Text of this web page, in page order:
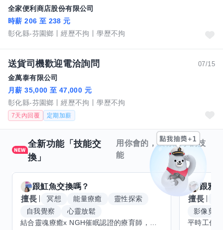
全家便利商店股份有限公司
時薪 206 至 238 元
彰化縣-芬園鄉
經歷不拘 學歷不拘
07/15
送貨司機歡迎電洽詢問
金萬泰有限公司
月薪 35,000 至 47,000 元
彰化縣-芬園鄉
經歷不拘 學歷不拘
7天內回覆 定期加薪
全新功能「技能交
換」
用你會的，換你想學的技
能
跟魟魚交換嗎？
擅長
冥想 能量療癒
靈性探索
自我覺察
心靈放鬆
跟雅
擅長
影像剪